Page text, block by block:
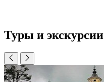
Туры и экскурсии